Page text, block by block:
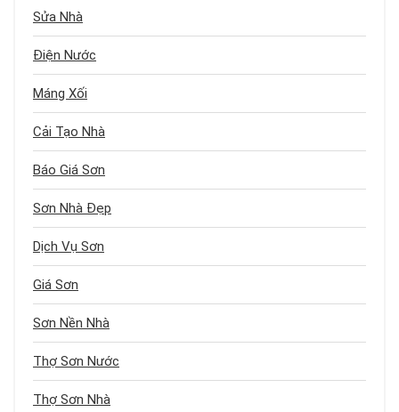
Sửa Nhà
Điện Nước
Máng Xối
Cải Tạo Nhà
Báo Giá Sơn
Sơn Nhà Đẹp
Dịch Vụ Sơn
Giá Sơn
Sơn Nền Nhà
Thợ Sơn Nước
Thợ Sơn Nhà